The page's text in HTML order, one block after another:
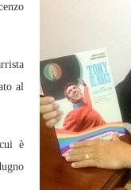
al
è